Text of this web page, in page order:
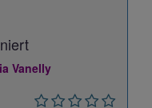
Vanelly